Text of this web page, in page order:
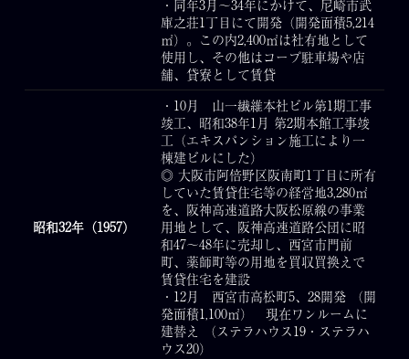
・同年3月～34年にかけて、尼崎市武
庫之荘1丁目にて開発（開発面積5,214
㎡）。この内2,400㎡は社有地として
使用し、その他はコープ駐車場や店
舗、貸寮として賃貸
昭和32年（1957）
・10月 山一繊維本社ビル第1期工事
竣工、昭和38年1月 第2期本館工事竣
工（エキスパンション施工により一
棟建ビルにした）
◎ 大阪市阿倍野区阪南町1丁目に所有
していた賃貸住宅等の経営地3,280㎡
を、阪神高速道路大阪松原線の事業
用地として、阪神高速道路公団に昭
和47～48年に売却し、西宮市門前
町、薬師町等の用地を買収買換えで
賃貸住宅を建設
・12月 西宮市高松町5、28開発 （開
発面積1,100㎡） 現在ワンルームに
建替え （ステラハウス19・ステラハ
ウス20）